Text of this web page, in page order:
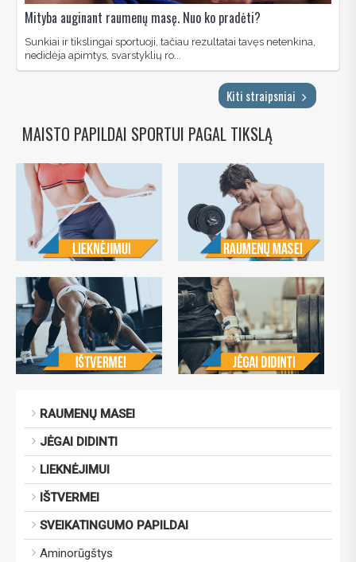
Mityba auginant raumenų masę. Nuo ko pradėti?
Sunkiai ir tikslingai sportuoji, tačiau rezultatai tavęs netenkina,
nedidėja apimtys, svarstyklių ro...
Kiti straipsniai
MAISTO PAPILDAI SPORTUI PAGAL TIKSLĄ
RAUMENŲ MASEI
JĖGAI DIDINTI
LIEKNĖJIMUI
IŠTVERMEI
SVEIKATINGUMO PAPILDAI
Aminorūgštys